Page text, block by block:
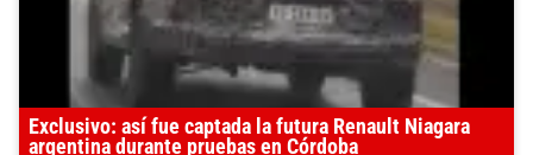
Exclusivo: así fue captada la futura Renault Niagara
argentina durante pruebas en Córdoba